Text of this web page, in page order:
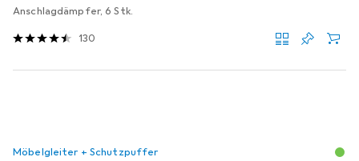
Anschlagdämpfer, 6 Stk.
130
Möbelgleiter + Schutzpuffer